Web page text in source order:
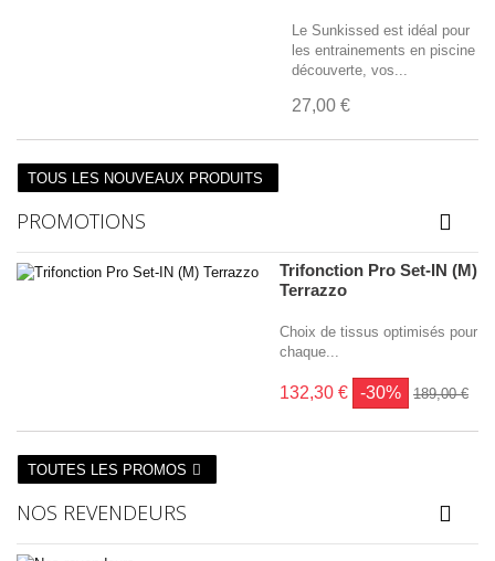
Le Sunkissed est idéal pour
les entrainements en piscine
découverte, vos...
27,00 €
TOUS LES NOUVEAUX PRODUITS
PROMOTIONS
Trifonction Pro Set-IN (M)
Terrazzo
Choix de tissus optimisés pour
chaque...
132,30 € -30% 189,00 €
TOUTES LES PROMOS
NOS REVENDEURS